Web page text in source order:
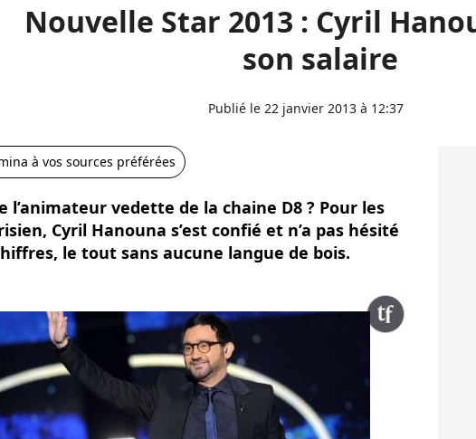
Nouvelle Star 2013 : Cyril
son salaire
Publié le 22 janvier 2013 à 12:37
à vos sources préférées
l’animateur vedette de la chaine D8 ? Pour les
Cyril Hanouna s’est confié et n’a pas hésité
le tout sans aucune langue de bois.